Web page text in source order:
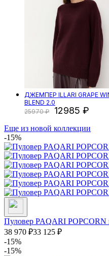
ДЖЕМПЕР ILLARI GRAPE
BLEND 2.0
25970
12985
Еще из новой коллекции
-15%
Пуловер PAQARI POPCORN
38 970 ₽33 125 ₽
-15%
-15%